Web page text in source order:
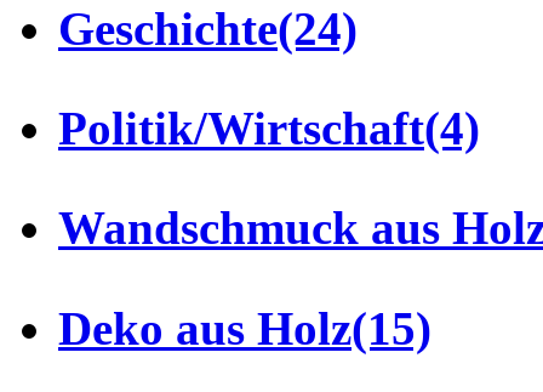
Geschichte(24)
Politik/Wirtschaft(4)
Wandschmuck aus
Deko aus Holz(15)